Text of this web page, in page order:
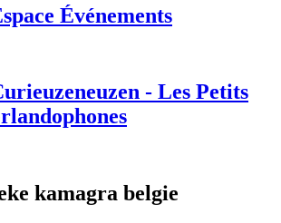
Événements
- Les Petits
kamagra belgie